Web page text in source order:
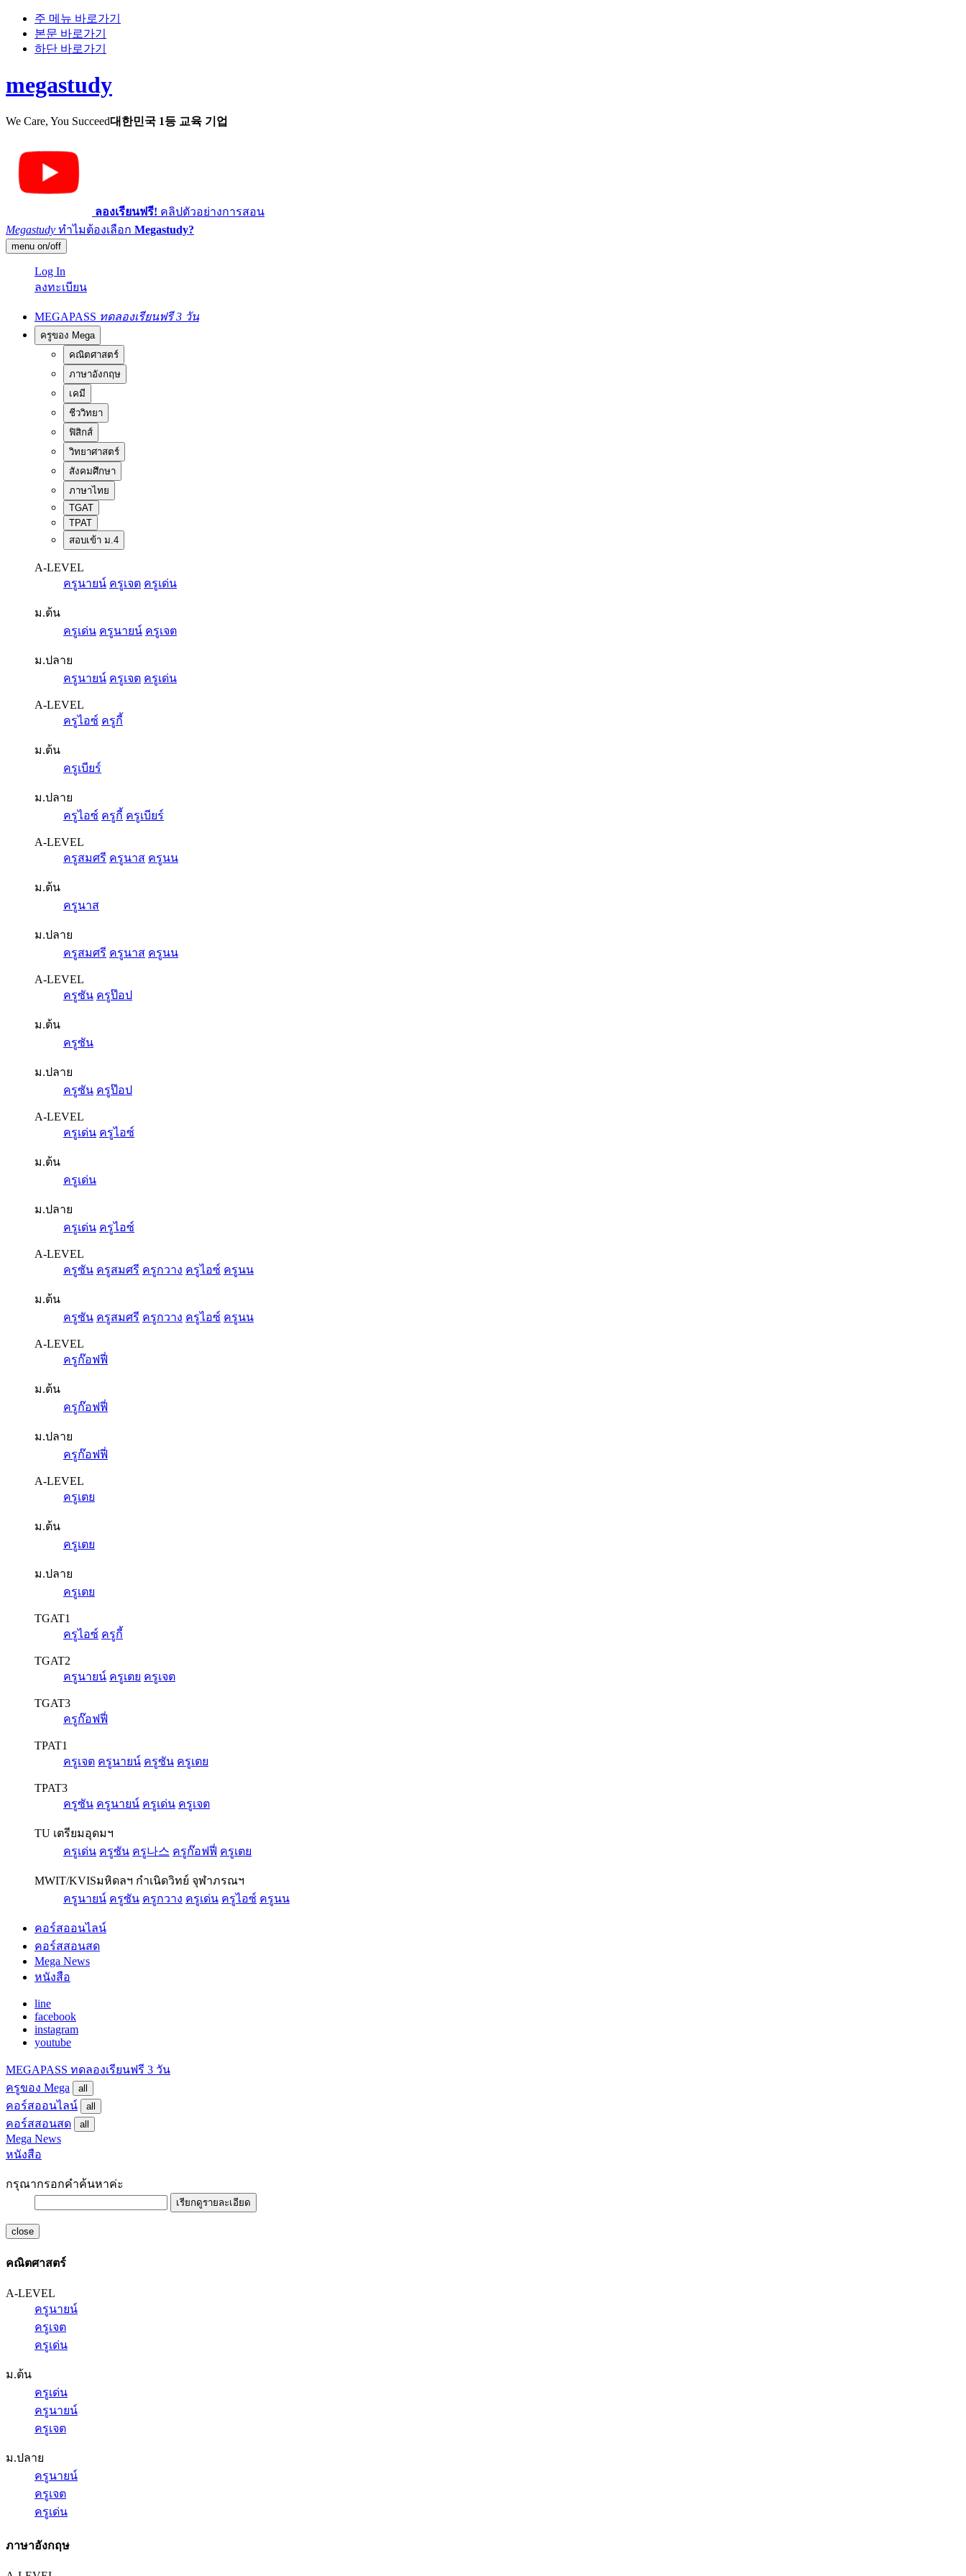
주 메뉴 바로가기
본문 바로가기
하단 바로가기
megastudy
We Care, You Succeed대한민국 1등 교육 기업
ลองเรียนฟรี! คลิปตัวอย่างการสอน
Megastudy ทำไมต้องเลือก Megastudy?
menu on/off
Log In
ลงทะเบียน
MEGAPASS ทดลองเรียนฟรี 3 วัน
ครูของ Mega
คณิตศาสตร์
ภาษาอังกฤษ
เคมี
ชีววิทยา
ฟิสิกส์
วิทยาศาสตร์
สังคมศึกษา
ภาษาไทย
TGAT
TPAT
สอบเข้า ม.4
A-LEVEL
ครูนายน์ ครูเจต ครูเด่น
ม.ต้น
ครูเด่น ครูนายน์ ครูเจต
ม.ปลาย
ครูนายน์ ครูเจต ครูเด่น
A-LEVEL
ครูไอซ์ ครูกี้
ม.ต้น
ครูเบียร์
ม.ปลาย
ครูไอซ์ ครูกี้ ครูเบียร์
A-LEVEL
ครูสมศรี ครูนาส ครูนน
ม.ต้น
ครูนาส
ม.ปลาย
ครูสมศรี ครูนาส ครูนน
A-LEVEL
ครูซัน ครูป๊อป
ม.ต้น
ครูซัน
ม.ปลาย
ครูซัน ครูป๊อป
A-LEVEL
ครูเด่น ครูไอซ์
ม.ต้น
ครูเด่น
ม.ปลาย
ครูเด่น ครูไอซ์
A-LEVEL
ครูซัน ครูสมศรี ครูกวาง ครูไอซ์ ครูนน
ม.ต้น
ครูซัน ครูสมศรี ครูกวาง ครูไอซ์ ครูนน
A-LEVEL
ครูก๊อฟฟี่
ม.ต้น
ครูก๊อฟฟี่
ม.ปลาย
ครูก๊อฟฟี่
A-LEVEL
ครูเตย
ม.ต้น
ครูเตย
ม.ปลาย
ครูเตย
TGAT1
ครูไอซ์ ครูกี้
TGAT2
ครูนายน์ ครูเตย ครูเจต
TGAT3
ครูก๊อฟฟี่
TPAT1
ครูเจต ครูนายน์ ครูซัน ครูเตย
TPAT3
ครูซัน ครูนายน์ ครูเด่น ครูเจต
TU เตรียมอุดมฯ
ครูเด่น ครูซัน ครู나스 ครูก๊อฟฟี่ ครูเตย
MWIT/KVISมหิดลฯ กำเนิดวิทย์ จุฬาภรณฯ
ครูนายน์ ครูซัน ครูกวาง ครูเด่น ครูไอซ์ ครูนน
คอร์สออนไลน์
คอร์สสอนสด
Mega News
หนังสือ
line
facebook
instagram
youtube
MEGAPASS ทดลองเรียนฟรี 3 วัน
ครูของ Mega
all
คอร์สออนไลน์ all
คอร์สสอนสด all
Mega News
หนังสือ
กรุณากรอกคำค้นหาค่ะ
เรียกดูรายละเอียด
close
คณิตศาสตร์
A-LEVEL
ครูนายน์
ครูเจต
ครูเด่น
ม.ต้น
ครูเด่น
ครูนายน์
ครูเจต
ม.ปลาย
ครูนายน์
ครูเจต
ครูเด่น
ภาษาอังกฤษ